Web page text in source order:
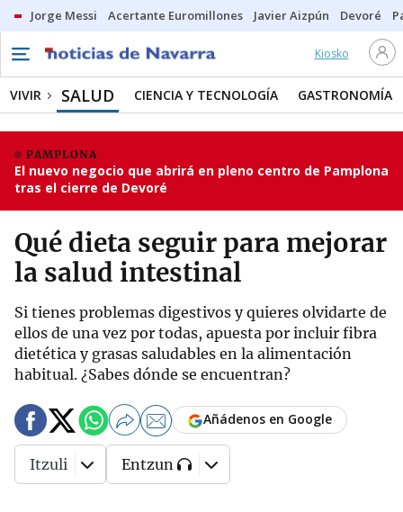
Jorge Messi Acertante Euromillones Javier Aizpún Devoré
Kiosko
VIVIR SALUD CIENCIA Y TECNOLOGÍA GASTRONOMÍA
PAMPLONA
El nuevo negocio que abrirá en pleno centro de Pamplona
tras el cierre de Devoré
Qué dieta seguir para mejorar
la salud intestinal
Si tienes problemas digestivos y quieres olvidarte de
ellos de una vez por todas, apuesta por incluir fibra
dietética y grasas saludables en la alimentación
habitual. ¿Sabes dónde se encuentran?
Añádenos en Google
Itzuli Entzun